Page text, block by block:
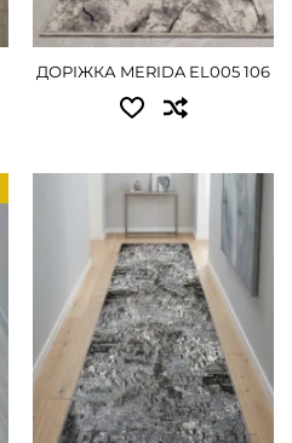
3.00 - 2790 грн
ДЕТАЛЬНІШЕ
ДОРІЖКА MERIDA EL005 106
Доступні розміри:
0.80 - 765 грн
1.00 - 945 грн
1.20 - 1080 грн
1.50 - 1350 грн